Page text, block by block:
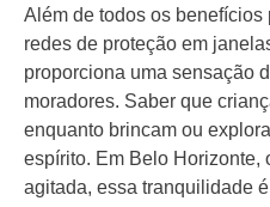
Além de todos os
redes de proteção em
proporciona uma sensação
moradores. Saber que
enquanto brincam ou
espírito. Em Belo Horizonte,
agitada, essa tranquilidade